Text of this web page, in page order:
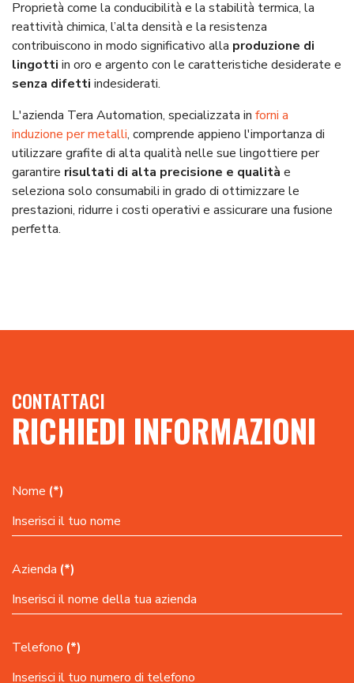
Proprietà come la conducibilità e la stabilità termica, la
reattività chimica, l’alta densità e la resistenza
contribuiscono in modo significativo alla produzione di
lingotti in oro e argento con le caratteristiche desiderate e
senza difetti indesiderati.
L'azienda Tera Automation, specializzata in forni a
induzione per metalli, comprende appieno l'importanza di
utilizzare grafite di alta qualità nelle sue lingottiere per
garantire risultati di alta precisione e qualità e
seleziona solo consumabili in grado di ottimizzare le
prestazioni, ridurre i costi operativi e assicurare una fusione
perfetta.
CONTATTACI
RICHIEDI INFORMAZIONI
Nome (*)
Azienda (*)
Telefono (*)